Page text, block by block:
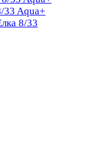
33 Aqua+
8/33